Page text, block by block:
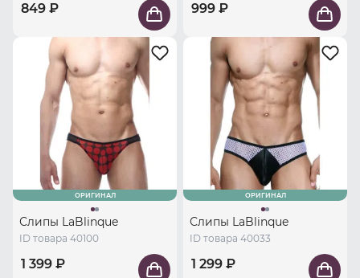
849 ₽ 999 ₽
ОРИГИНАЛ
Слипы LaBlinque
ID товара 40100
1 399 ₽
ОРИГИНАЛ
Слипы LaBlinque
ID товара 40033
1 299 ₽